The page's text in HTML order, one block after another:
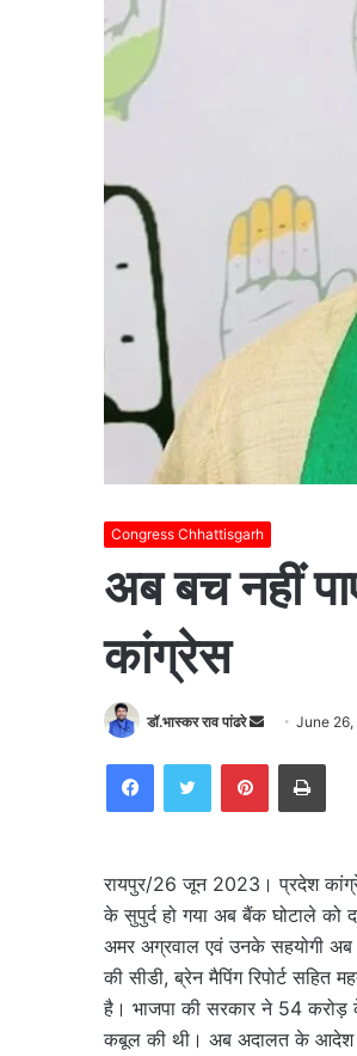
Congress Chhattisgarh
अब बच नहीं
कांग्रेस
डॉ.भास्कर राव पांढरे
Send
email
June
FacebookTwitterPinterestPrint
रायपुर/26 जून 2023। प्रदेश
के सुपुर्द हो गया अब बैंक घोटाले को
अमर अग्रवाल एवं उनके सहयोगी अब
की सीडी, ब्रेन मैपिंग रिपोर्ट
है। भाजपा की सरकार ने 54 करोड़
कबूल की थी। अब अदालत के आदेश